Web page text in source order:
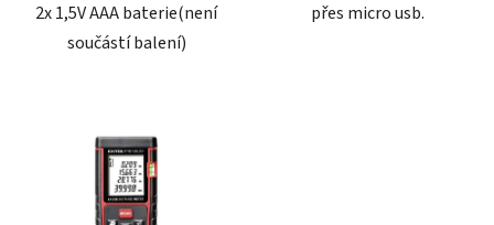
2x 1,5V AAA baterie(není
součástí balení)
přes micro usb.